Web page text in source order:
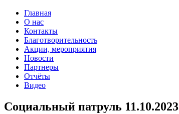
Главная
О нас
Контакты
Благотворительность
Акции, мероприятия
Новости
Партнеры
Отчёты
Видео
Социальный патруль 11.10.2023